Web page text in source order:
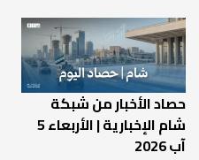
حصاد الأخبار من شبكة
شام الإخبارية | الأربعاء 5
آب 2026